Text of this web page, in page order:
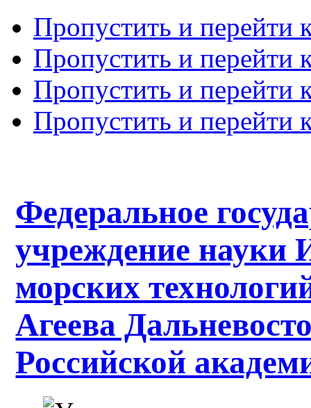
Пропустить и перейти
Пропустить и перейти
Пропустить и перейти
Пропустить и перейти
Федеральное
учреждение науки
морских
Агеева
Российской